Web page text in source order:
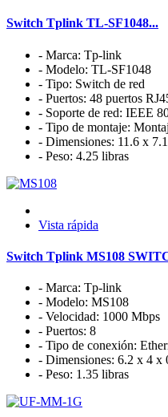
Switch Tplink TL-SF1048...
- Marca: Tp-link
- Modelo: TL-SF1048
- Tipo: Switch de red
- Puertos: 48 puertos
- Soporte de red: IEEE
- Tipo de montaje:
- Dimensiones: 11.6 x
- Peso: 4.25 libras
Vista rápida
Switch Tplink MS108
- Marca: Tp-link
- Modelo: MS108
- Velocidad: 1000 Mbps
- Puertos: 8
- Tipo de conexión:
- Dimensiones: 6.2 x 4 x
- Peso: 1.35 libras